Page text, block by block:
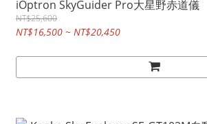
iOptron SkyGuider Pro大星野赤道儀
NT$25,600
NT$16,500 ~ NT$20,450